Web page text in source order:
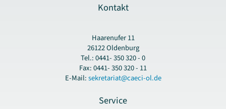
Kontakt
Haarenufer 11
26122 Oldenburg
Tel.: 0441- 350 320 - 0
Fax: 0441- 350 320 - 11
E-Mail:sekretariat@caeci-ol.de
Service